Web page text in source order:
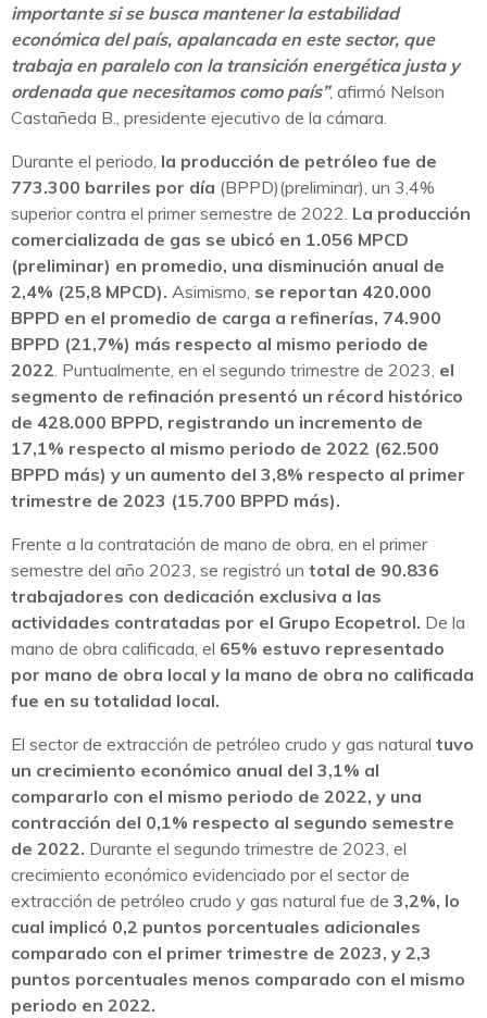
importante si se busca mantener la estabilidad
económica del país, apalancada en este sector, que
trabaja en paralelo con la transición energética justa y
ordenada que necesitamos como país”, afirmó Nelson
Castañeda B., presidente ejecutivo de la cámara.
Durante el periodo, la producción de petróleo fue de
773.300 barriles por día (BPPD)(preliminar), un 3,4%
superior contra el primer semestre de 2022. La producción
comercializada de gas se ubicó en 1.056 MPCD
(preliminar) en promedio, una disminución anual de
2,4% (25,8 MPCD). Asimismo, se reportan 420.000
BPPD en el promedio de carga a refinerías, 74.900
BPPD (21,7%) más respecto al mismo periodo de
2022. Puntualmente, en el segundo trimestre de 2023, el
segmento de refinación presentó un récord histórico
de 428.000 BPPD, registrando un incremento de
17,1% respecto al mismo periodo de 2022 (62.500
BPPD más) y un aumento del 3,8% respecto al primer
trimestre de 2023 (15.700 BPPD más).
Frente a la contratación de mano de obra, en el primer
semestre del año 2023, se registró un total de 90.836
trabajadores con dedicación exclusiva a las
actividades contratadas por el Grupo Ecopetrol. De la
mano de obra calificada, el 65% estuvo representado
por mano de obra local y la mano de obra no calificada
fue en su totalidad local.
El sector de extracción de petróleo crudo y gas natural tuvo
un crecimiento económico anual del 3,1% al
compararlo con el mismo periodo de 2022, y una
contracción del 0,1% respecto al segundo semestre
de 2022. Durante el segundo trimestre de 2023, el
crecimiento económico evidenciado por el sector de
extracción de petróleo crudo y gas natural fue de 3,2%, lo
cual implicó 0,2 puntos porcentuales adicionales
comparado con el primer trimestre de 2023, y 2,3
puntos porcentuales menos comparado con el mismo
periodo en 2022.